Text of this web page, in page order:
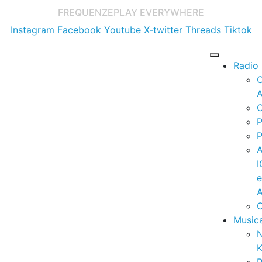
FREQUENZEPLAY EVERYWHERE
Instagram Facebook Youtube X-twitter Threads Tiktok
Radio
e